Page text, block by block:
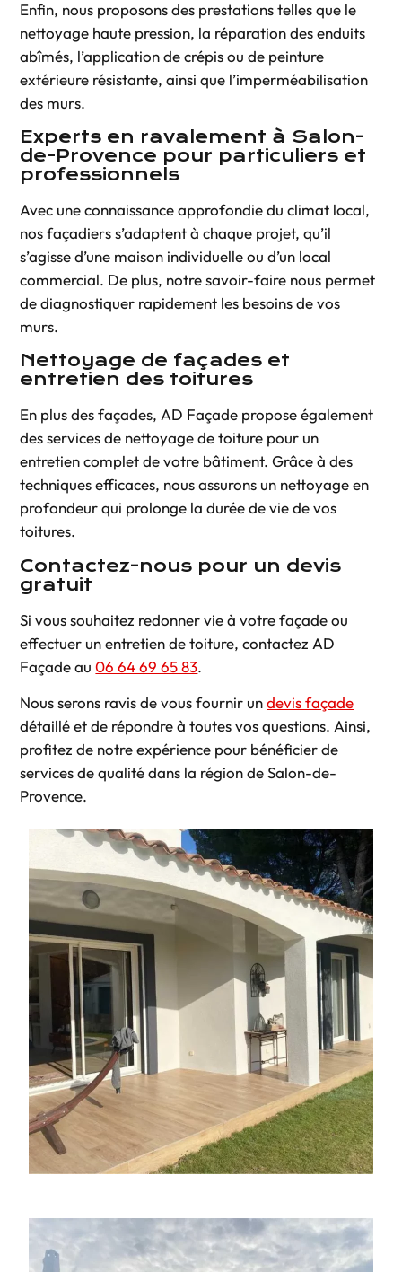
Enfin, nous proposons des prestations telles que le
nettoyage haute pression, la réparation des enduits
abîmés, l’application de crépis ou de peinture
extérieure résistante, ainsi que l’imperméabilisation
des murs.
Experts en ravalement à Salon-
de-Provence pour particuliers et
professionnels
Avec une connaissance approfondie du climat local,
nos façadiers s’adaptent à chaque projet, qu’il
s’agisse d’une maison individuelle ou d’un local
commercial. De plus, notre savoir-faire nous permet
de diagnostiquer rapidement les besoins de vos
murs.
Nettoyage de façades et
entretien des toitures
En plus des façades, AD Façade propose également
des services de nettoyage de toiture pour un
entretien complet de votre bâtiment. Grâce à des
techniques efficaces, nous assurons un nettoyage en
profondeur qui prolonge la durée de vie de vos
toitures.
Contactez-nous pour un devis
gratuit
Si vous souhaitez redonner vie à votre façade ou
effectuer un entretien de toiture, contactez AD
Façade au06 64 69 65 83.
Nous serons ravis de vous fournir undevis façade
détaillé et de répondre à toutes vos questions. Ainsi,
profitez de notre expérience pour bénéficier de
services de qualité dans la région de Salon-de-
Provence.